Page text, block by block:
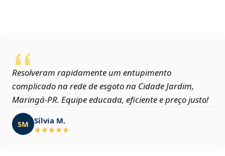
Resolveram rapidamente um entupimento
complicado na rede de esgoto na Cidade Jardim,
Maringá‑PR. Equipe educada, eficiente e preço justo!
SM Sílvia M.